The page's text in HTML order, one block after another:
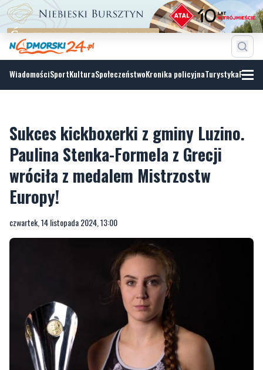
WiadomościSportKulturaSpołeczeństwoKronika policyjnaTurystyka
Sukces kickboxerki z gminy Luzino.
Paulina Stenka-Formela z Grecji
wróciła z medalem Mistrzostw
Europy!
czwartek, 14 listopada 2024, 13:00